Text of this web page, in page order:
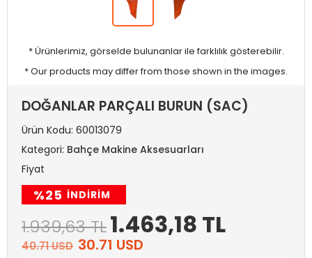
* Ürünlerimiz, görselde bulunanlar ile farklılık gösterebilir.
* Our products may differ from those shown in the images.
DOĞANLAR PARÇALI BURUN (SAC)
Ürün Kodu: 60013079
Kategori: Bahçe Makine Aksesuarları
Fiyat
%25 INDIRIM
1.939,63 TL1.463,18 TL
40.71 USD 30.71 USD